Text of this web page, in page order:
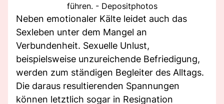
führen. - Depositphotos
Neben emotionaler Kälte leidet auch das
Sexleben unter dem Mangel an
Verbundenheit. Sexuelle Unlust,
beispielsweise unzureichende Befriedigung,
werden zum ständigen Begleiter des Alltags.
Die daraus resultierenden Spannungen
können letztlich sogar in Resignation